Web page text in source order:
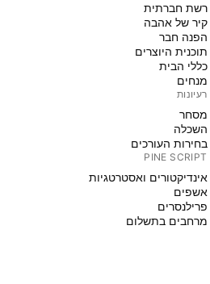
רשת חברתית
קיר של אהבה
הפנה חבר
תוכנית היוצרים
כללי הבית
מנחים
רעיונות
מסחר
השכלה
בחירות העורכים
PINE SCRIPT
אינדיקטורים ואסטרטגיות
אשפים
פרילנסרים
מרחבים בתשלום